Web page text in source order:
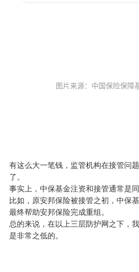
有这么大一笔钱，监管机构在接管问
了。
事实上，中保基金注资和接管通常是
比如，原安邦保险被接管之初，中保
最终帮助安邦保险完成重组。
总的来说，在以上三层防护网之下，
是非常之低的。